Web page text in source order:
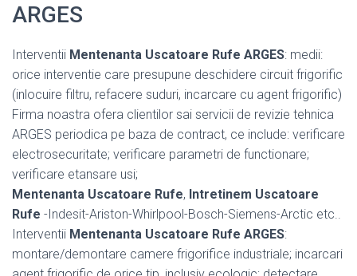
ARGES
Interventii Mentenanta Uscatoare Rufe ARGES: medii:
orice interventie care presupune deschidere circuit frigorific
(inlocuire filtru, refacere suduri, incarcare cu agent frigorific)
Firma noastra ofera clientilor sai servicii de revizie tehnica
ARGES periodica pe baza de contract, ce include: verificare
electrosecuritate; verificare parametri de functionare;
verificare etansare usi;
Mentenanta Uscatoare Rufe, Intretinem Uscatoare
Rufe -Indesit-Ariston-Whirlpool-Bosch-Siemens-Arctic etc..
Interventii Mentenanta Uscatoare Rufe ARGES:
montare/demontare camere frigorifice industriale; incarcari